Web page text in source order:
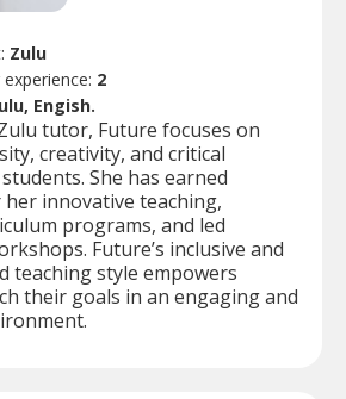
Zulu
2
Engish.
tutor, Future focuses on
creativity, and critical
She has earned
innovative teaching,
programs, and led
Future’s inclusive and
teaching style empowers
their goals in an engaging and